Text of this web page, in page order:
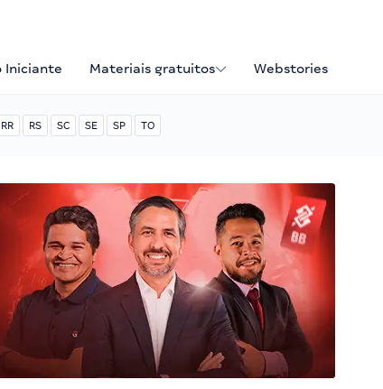
Iniciante Materiais gratuitos Webstories
RR RS SC SE SP TO